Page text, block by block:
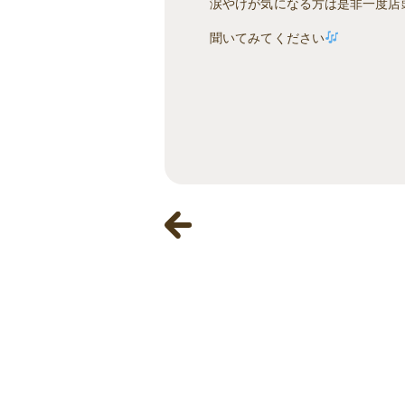
涙やけが気になる方は是非一度店
聞いてみてください